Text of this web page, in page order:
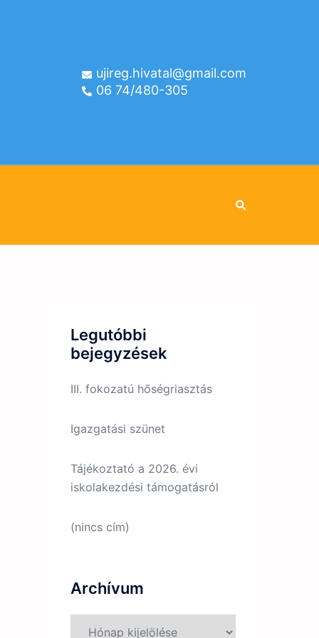
ujireg.hivatal@gmail.com
06 74/480-305
Search
Legutóbbi
bejegyzések
III. fokozatú hőségriasztás
Igazgatási szünet
Tájékoztató a 2026. évi
iskolakezdési támogatásról
(nincs cím)
Archívum